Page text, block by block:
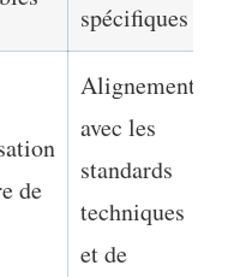
spécifiques
de
Alignement
avec les
standards
techniques
et de